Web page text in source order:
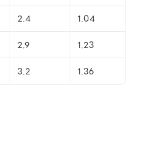
2.4 1.04
2.9 1.23
3.2 1.36